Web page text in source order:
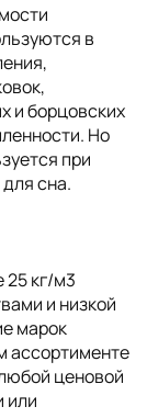
в
и борцовских
Но
при
сна.
25 кг/м3
и низкой
марок
ассортименте
ценовой
или